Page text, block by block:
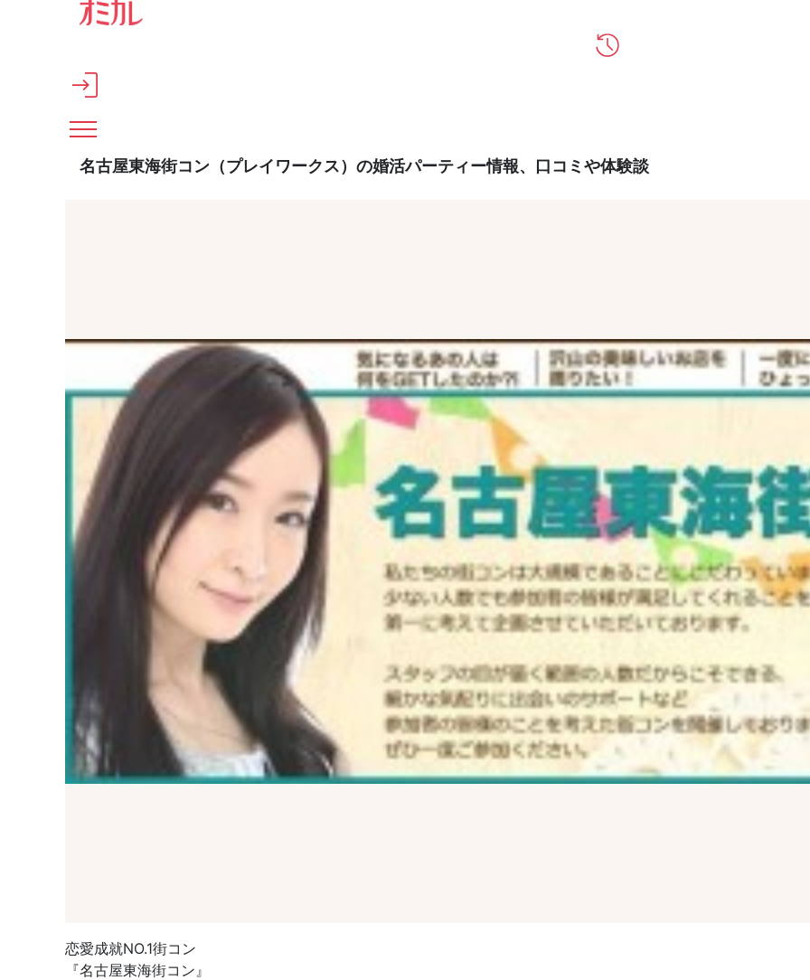
メインコンテンツへスキップ
名古屋東海街コン（プレイワークス）の婚活パーティー情報、口コミや体験談
恋愛成就NO.1街コン
『名古屋東海街コン』